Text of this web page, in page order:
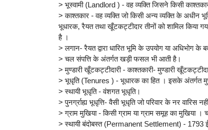
> भूस्वामी (Landlord ) - वह व्यक्ति जिसने किसी
> काश्तकार - वह व्यक्ति जो किसी अन्य व्यक्ति के अधीन
भूधारक, रैयत तथा खूँटकट्टीदार तीनों को शामिल किया
है ।
> लगान- रैयत द्वारा धारित भूमि के उपयोग या अधिभोग के
> चल संपत्ति के अंतर्गत खड़ी फसल भी आती है।
> मुण्डारी खूँटकट्टीदारी - काश्तकारी- मुण्डारी
> भूधृति (Tenures ) - भूधारक का हित । इसके अंतर्गत
> स्थायी भूधृति - वंशगत भूधृति।
> पुनर्ग्राह्य भूधृत्ति- वैसी भूधृति जो परिवार के नर वारिस
> ग्राम मुखिया - किसी ग्राम या ग्राम समूह का मुखिया ।
> स्थायी बंदोबस्त (Permanent Settlement) - 1793